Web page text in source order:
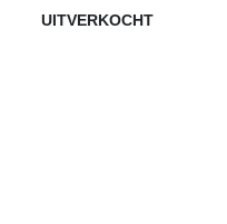
UITVERKOCHT